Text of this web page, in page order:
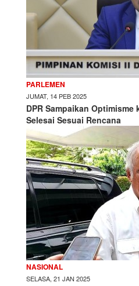
PARLEMEN
JUMAT, 14 PEB 2025
DPR Sampaikan Optimisme
Selesai Sesuai Rencana
NASIONAL
SELASA, 21 JAN 2025